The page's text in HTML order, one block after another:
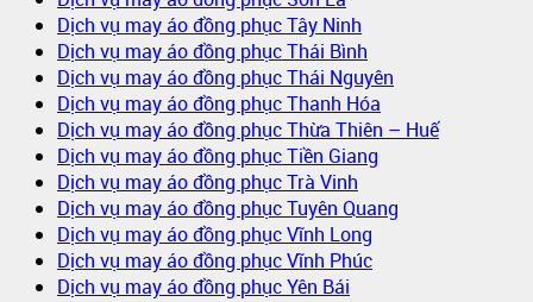
Dịch vụ may áo đồng phục Tây Ninh
Dịch vụ may áo đồng phục Thái Bình
Dịch vụ may áo đồng phục Thái Nguyên
Dịch vụ may áo đồng phục Thanh Hóa
Dịch vụ may áo đồng phục Thừa Thiên – Huế
Dịch vụ may áo đồng phục Tiền Giang
Dịch vụ may áo đồng phục Trà Vinh
Dịch vụ may áo đồng phục Tuyên Quang
Dịch vụ may áo đồng phục Vĩnh Long
Dịch vụ may áo đồng phục Vĩnh Phúc
Dịch vụ may áo đồng phục Yên Bái